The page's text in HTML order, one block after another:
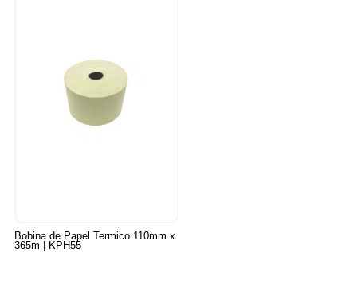
Bobina de Papel Termico 110mm x
365m | KPH55